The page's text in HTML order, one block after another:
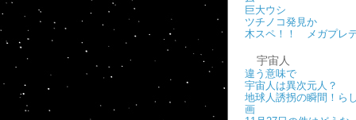
巨大ウシ
ツチノコ発見か
木スペ！！ メガプレ
宇宙人
違う意味で
宇宙人は異次元人？
地球人誘拐の瞬間！ら
画